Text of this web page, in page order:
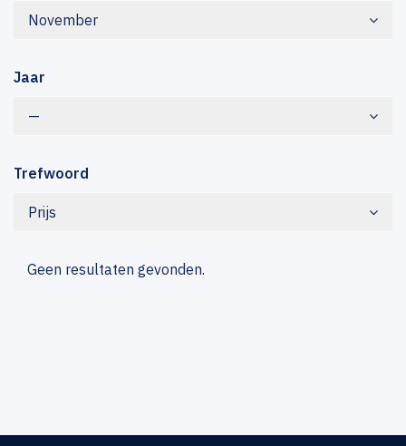
November
Jaar
—
Trefwoord
Prijs
Geen resultaten gevonden.